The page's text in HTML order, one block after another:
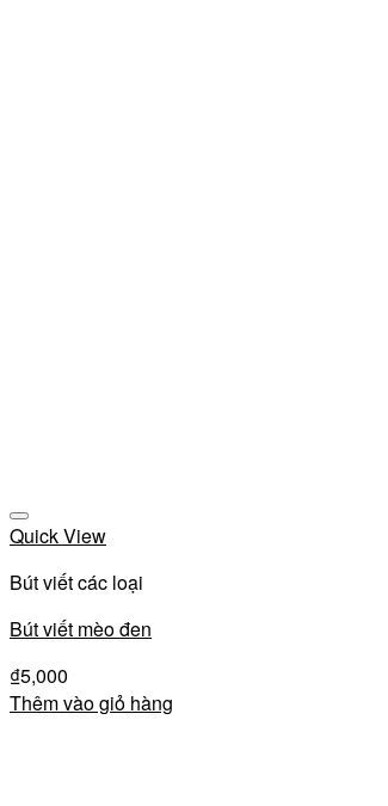
Quick View
Bút viết các loại
Bút viết mèo đen
₫5,000
Thêm vào giỏ hàng